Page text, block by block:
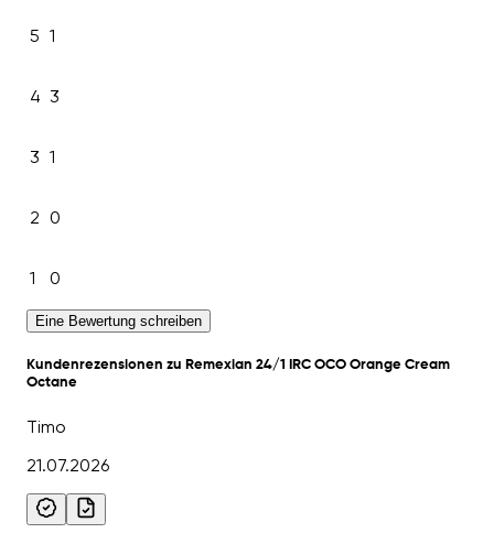
5 1
4 3
3 1
2 0
1 0
Eine Bewertung schreiben
Kundenrezensionen zu Remexian 24/1 IRC OCO Orange Cream
Octane
Timo
21.07.2026